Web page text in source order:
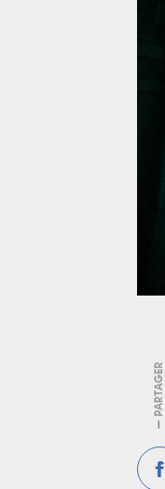
— PARTAGER